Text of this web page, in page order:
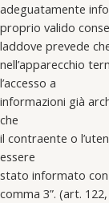
adeguatamente
proprio valido
laddove prevede
nell’apparecchio
l’accesso a
informazioni già
che
il contraente o
essere
stato informato con
comma 3”. (art.